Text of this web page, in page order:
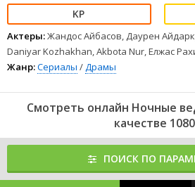
Актеры:Жандос Айбасов, Даурен
Daniyar Kozhakhan, Akbota Nur, Елжас
Жанр:Сериалы /Драмы
Смотреть онлайн Ночные
качестве
ПОИСК ПО